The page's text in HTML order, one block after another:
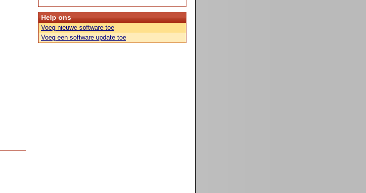
Help ons
Voeg nieuwe software toe
Voeg een software update toe